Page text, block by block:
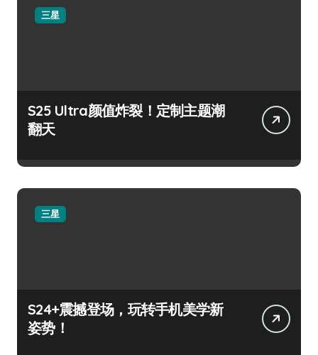
三星
S25 Ultra颜值炸裂！定制主题潮
翻天
三星
S24+震撼登场，玩转手机美学新
姿势！